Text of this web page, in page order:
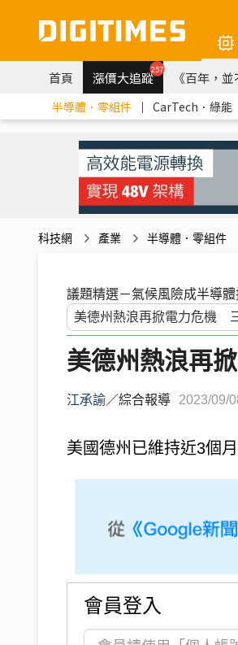
首頁 漲價大追蹤257 《百年，
半導體．零組件 ｜ CarTech．綠能
科技網 產業 半導體．零組件
議題精選－氣候風險成半導
美德州熱浪再
江承諭／綜合報導 2023/09/
美國德州已維持近3個
會員登入